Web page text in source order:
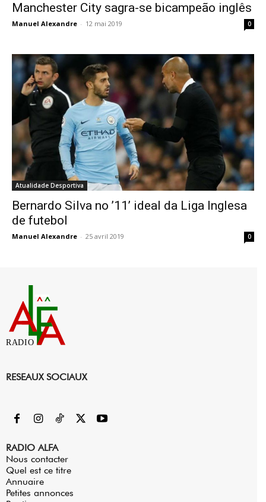
Manchester City sagra-se bicampeão inglês
Manuel Alexandre - 12 mai 2019 0
Atualidade Desportiva
Bernardo Silva no ’11’ ideal da Liga Inglesa
de futebol
Manuel Alexandre - 25 avril 2019 0
RADIO
RESEAUX SOCIAUX
RADIO ALFA
Nous contacter
Quel est ce titre
Annuaire
Petites annonces